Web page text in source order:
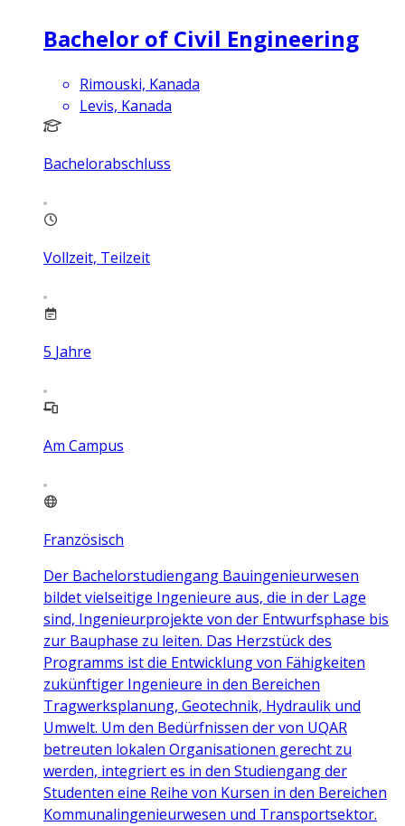
Bachelor of Civil Engineering
Rimouski, Kanada
Levis, Kanada
Bachelorabschluss
Vollzeit, Teilzeit
5 Jahre
Am Campus
Französisch
Der Bachelorstudiengang Bauingenieurwesen
bildet vielseitige Ingenieure aus, die in der Lage
sind, Ingenieurprojekte von der Entwurfsphase bis
zur Bauphase zu leiten. Das Herzstück des
Programms ist die Entwicklung von Fähigkeiten
zukünftiger Ingenieure in den Bereichen
Tragwerksplanung, Geotechnik, Hydraulik und
Umwelt. Um den Bedürfnissen der von UQAR
betreuten lokalen Organisationen gerecht zu
werden, integriert es in den Studiengang der
Studenten eine Reihe von Kursen in den Bereichen
Kommunalingenieurwesen und Transportsektor.